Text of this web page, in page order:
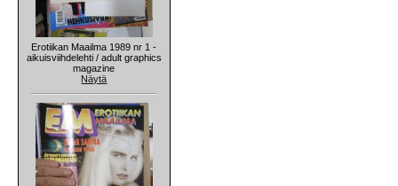
Erotiikan Maailma 1989 nr 1 -
aikuisviihdelehti / adult graphics
magazine
Näytä